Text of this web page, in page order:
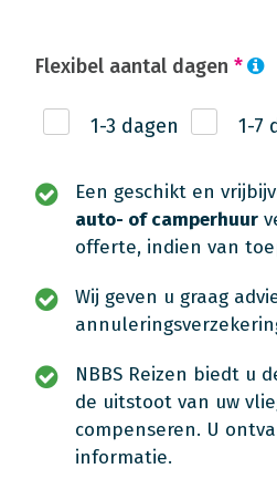
Flexibel aantal dagen *
1-3 dagen 1-7
Een geschikt en
auto- of camperhuur
offerte, indien van
Wij geven u graag
NBBS Reizen biedt u
de uitstoot van uw
compenseren. U
informatie.